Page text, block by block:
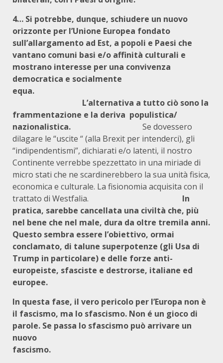
4… Si potrebbe, dunque, schiudere un nuovo
orizzonte per l’Unione Europea fondato
sull’allargamento ad Est, a popoli e Paesi che
vantano comuni basi e/o affinità culturali e
mostrano interesse per una convivenza
democratica e socialmente
equa.
L’alternativa a tutto ciò sono la
frammentazione e la deriva populistica/
nazionalistica. Se dovessero
dilagare le “uscite “ (alla Brexit per intenderci), gli
“indipendentismi”, dichiarati e/o latenti, il nostro
Continente verrebbe spezzettato in una miriade di
micro stati che ne scardinerebbero la sua unità fisica,
economica e culturale. La fisionomia acquisita con il
trattato di Westfalia. In
pratica, sarebbe cancellata una civiltà che, più
nel bene che nel male, dura da oltre tremila anni.
Questo sembra essere l’obiettivo, ormai
conclamato, di talune superpotenze (gli Usa di
Trump in particolare) e delle forze anti-
europeiste, sfasciste e destrorse, italiane ed
europee.
In questa fase, il vero pericolo per l’Europa non è
il fascismo, ma lo sfascismo. Non é un gioco di
parole. Se passa lo sfascismo può arrivare un
nuovo
fascismo.